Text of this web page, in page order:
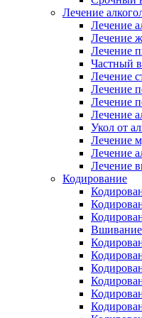
Лечение
Лечение
Лечение
Лечение
Частный
Лечение
Лечение
Лечение
Лечение
Укол от
Лечение
Лечение
Лечение
Кодирование